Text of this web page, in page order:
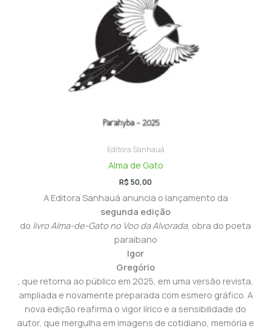
Editora Sanhauá
Alma de Gato
R$ 50,00
A Editora Sanhauá anuncia o lançamento da
segunda edição
do livro Alma-de-Gato no Voo da Alvorada, obra do poeta
paraibano
Igor
Gregório
, que retorna ao público em 2025, em uma versão revista,
ampliada e novamente preparada com esmero gráfico. A
nova edição reafirma o vigor lírico e a sensibilidade do
autor, que mergulha em imagens de cotidiano, memória e